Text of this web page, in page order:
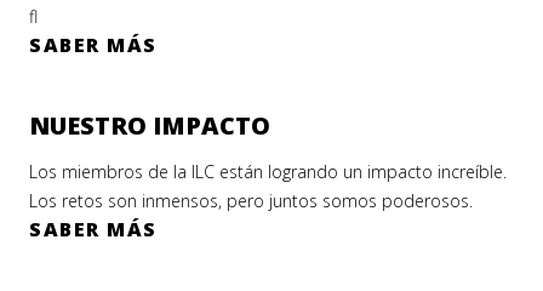
fl
SABER MÁS
NUESTRO IMPACTO
Los miembros de la ILC están logrando un impacto increíble.
Los retos son inmensos, pero juntos somos poderosos.
SABER MÁS